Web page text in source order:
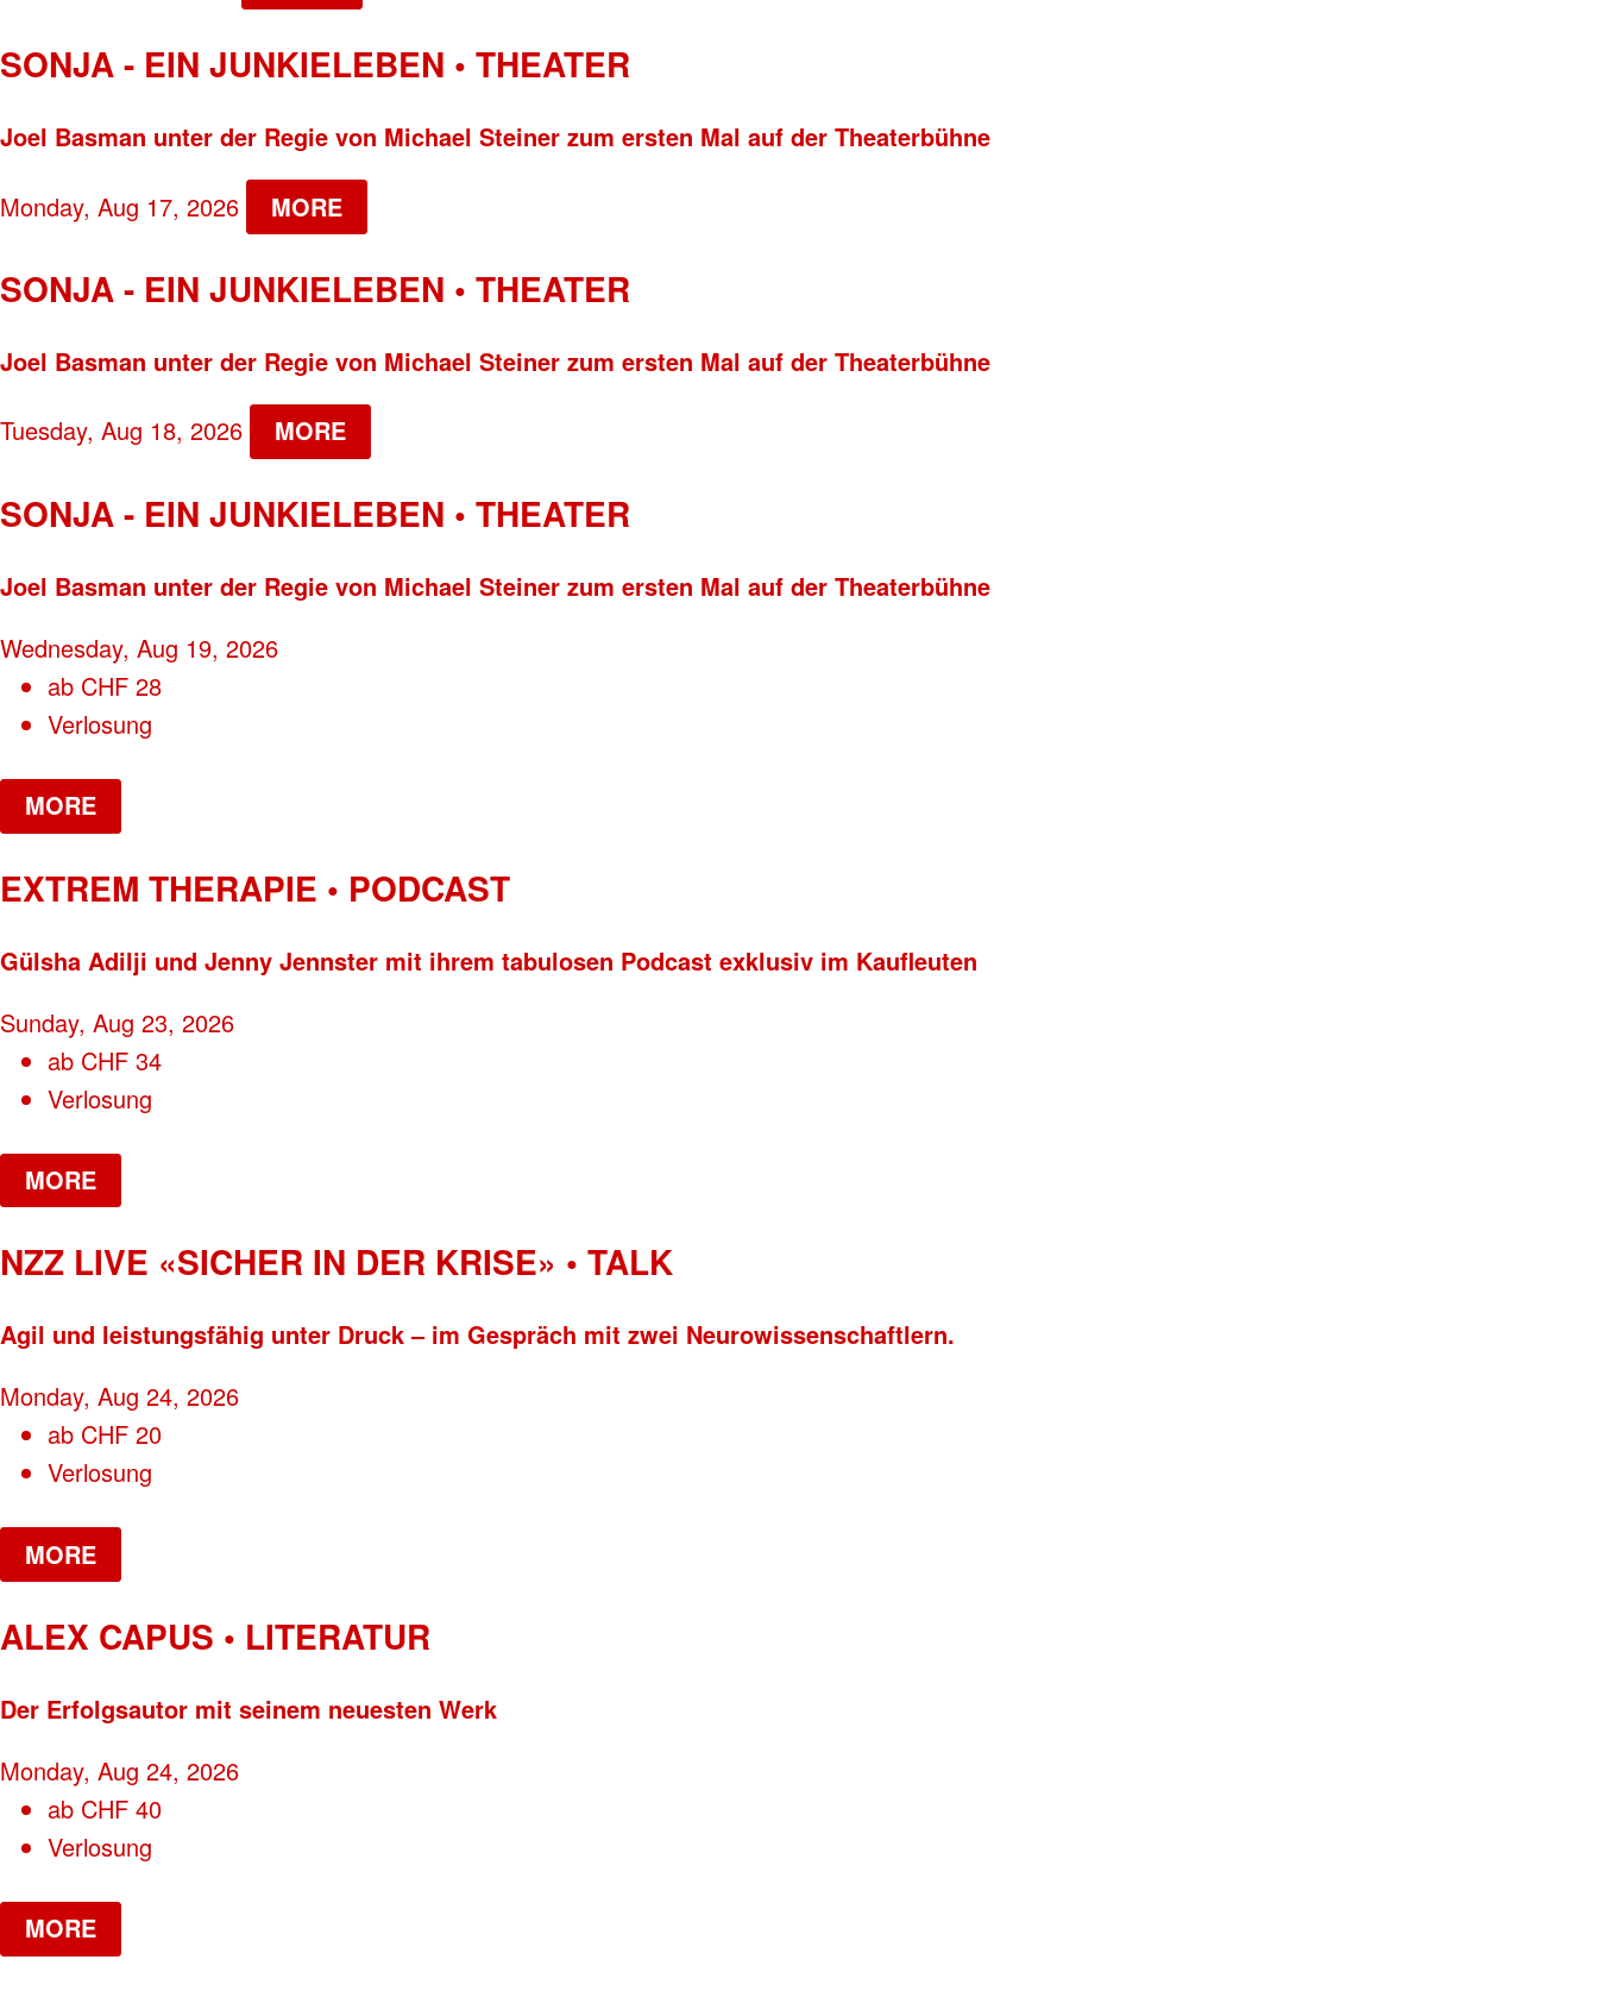
SONJA - EIN JUNKIELEBEN • THEATER
Joel Basman unter der Regie von Michael Steiner zum ersten Mal auf der Theaterbühne
Monday, Aug 17, 2026 MORE
SONJA - EIN JUNKIELEBEN • THEATER
Joel Basman unter der Regie von Michael Steiner zum ersten Mal auf der Theaterbühne
Tuesday, Aug 18, 2026 MORE
SONJA - EIN JUNKIELEBEN • THEATER
Joel Basman unter der Regie von Michael Steiner zum ersten Mal auf der Theaterbühne
Wednesday, Aug 19, 2026
ab CHF 28
Verlosung
MORE
EXTREM THERAPIE • PODCAST
Gülsha Adilji und Jenny Jennster mit ihrem tabulosen Podcast exklusiv im Kaufleuten
Sunday, Aug 23, 2026
ab CHF 34
Verlosung
MORE
NZZ LIVE «SICHER IN DER KRISE» • TALK
Agil und leistungsfähig unter Druck – im Gespräch mit zwei Neurowissenschaftlern.
Monday, Aug 24, 2026
ab CHF 20
Verlosung
MORE
ALEX CAPUS • LITERATUR
Der Erfolgsautor mit seinem neuesten Werk
Monday, Aug 24, 2026
ab CHF 40
Verlosung
MORE